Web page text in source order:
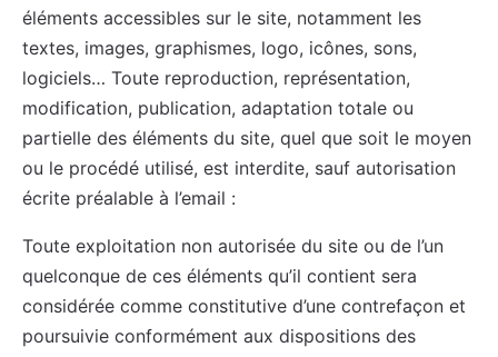
éléments accessibles sur le site, notamment les
textes, images, graphismes, logo, icônes, sons,
logiciels… Toute reproduction, représentation,
modification, publication, adaptation totale ou
partielle des éléments du site, quel que soit le moyen
ou le procédé utilisé, est interdite, sauf autorisation
écrite préalable à l’email :
Toute exploitation non autorisée du site ou de l’un
quelconque de ces éléments qu’il contient sera
considérée comme constitutive d’une contrefaçon et
poursuivie conformément aux dispositions des